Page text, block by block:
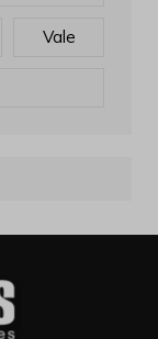
Vale